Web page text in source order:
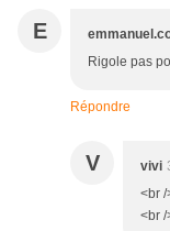
E
Rigole pas
Répondre
V vivi
<br /
<br /